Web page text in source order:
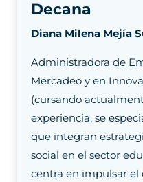
Decana
Diana Milena Mejía
Administradora de
Mercadeo y en
(cursando
experiencia, se
que integran
social en el sector
centra en impulsar